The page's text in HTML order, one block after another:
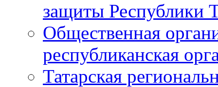
защиты Республики
Общественная
республиканская
Татарская